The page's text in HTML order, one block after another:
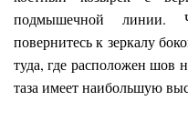
подмышечной линии.
повернитесь к зеркалу
туда, где расположен шов
таза имеет наибольшую